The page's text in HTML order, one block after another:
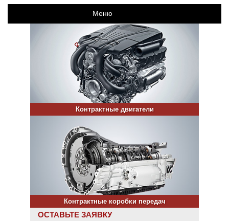
Меню
Контрактные двигатели
Контрактные коробки передач
ОСТАВЬТЕ ЗАЯВКУ